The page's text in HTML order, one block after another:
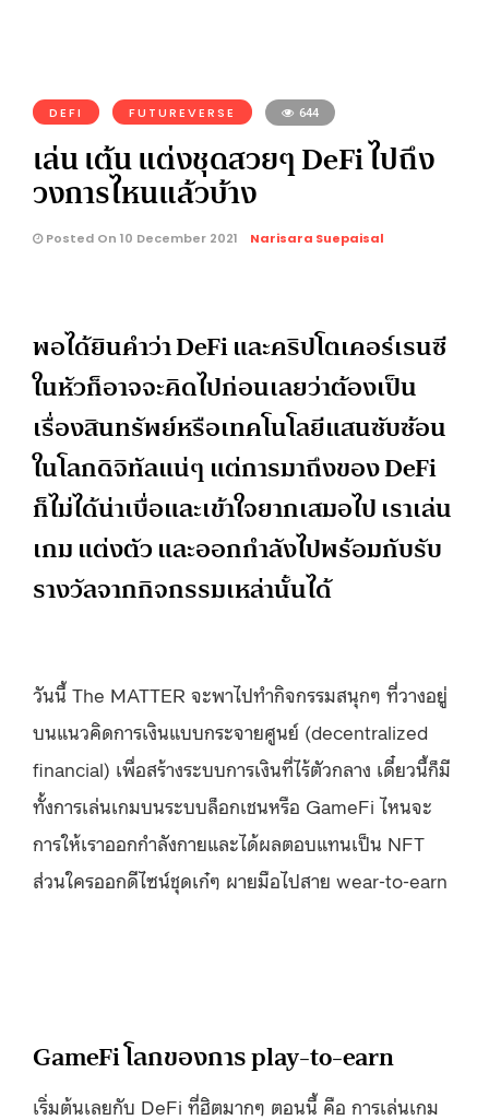
DEFI FUTUREVERSE 644
เล่น เต้น แต่งชุดสวยๆ DeFi ไปถึง
วงการไหนแล้วบ้าง
Posted On 10 December 2021 Narisara Suepaisal
พอได้ยินคำว่า DeFi และคริปโตเคอร์เรนซี
ในหัวก็อาจจะคิดไปก่อนเลยว่าต้องเป็น
เรื่องสินทรัพย์หรือเทคโนโลยีแสนซับซ้อน
ในโลกดิจิทัลแน่ๆ แต่การมาถึงของ DeFi
ก็ไม่ได้น่าเบื่อและเข้าใจยากเสมอไป เราเล่น
เกม แต่งตัว และออกกำลังไปพร้อมกับรับ
รางวัลจากกิจกรรมเหล่านั้นได้
วันนี้ The MATTER จะพาไปทำกิจกรรมสนุกๆ ที่วางอยู่
บนแนวคิดการเงินแบบกระจายศูนย์ (decentralized
financial) เพื่อสร้างระบบการเงินที่ไร้ตัวกลาง เดี๋ยวนี้ก็มี
ทั้งการเล่นเกมบนระบบล็อกเชนหรือ GameFi ไหนจะ
การให้เราออกกำลังกายและได้ผลตอบแทนเป็น NFT
ส่วนใครออกดีไซน์ชุดเก๋ๆ ผายมือไปสาย wear-to-earn
GameFi โลกของการ play-to-earn
เริ่มต้นเลยกับ DeFi ที่ฮิตมากๆ ตอนนี้ คือ การเล่นเกม